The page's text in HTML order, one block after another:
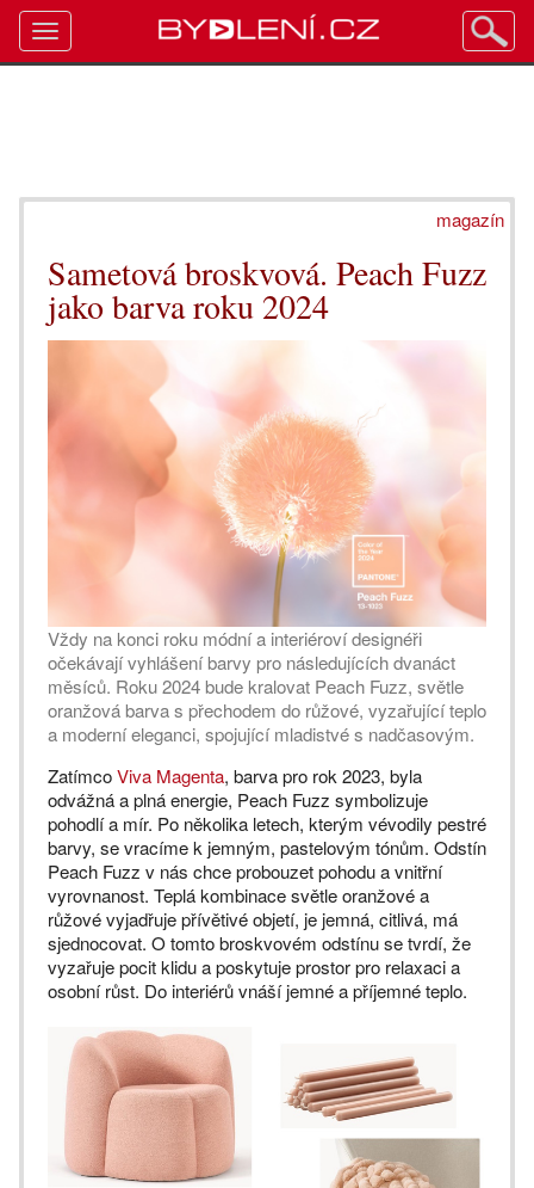
magazín
Sametová broskvová. Peach Fuzz
jako barva roku 2024
Vždy na konci roku módní a interiéroví designéři
očekávají vyhlášení barvy pro následujících dvanáct
měsíců. Roku 2024 bude kralovat Peach Fuzz, světle
oranžová barva s přechodem do růžové, vyzařující teplo
a moderní eleganci, spojující mladistvé s nadčasovým.
ZatímcoViva Magenta, barva pro rok 2023, byla
odvážná a plná energie, Peach Fuzz symbolizuje
pohodlí a mír. Po několika letech, kterým vévodily pestré
barvy, se vracíme k jemným, pastelovým tónům. Odstín
Peach Fuzz v nás chce probouzet pohodu a vnitřní
vyrovnanost. Teplá kombinace světle oranžové a
růžové vyjadřuje přívětivé objetí, je jemná, citlivá, má
sjednocovat. O tomto broskvovém odstínu se tvrdí, že
vyzařuje pocit klidu a poskytuje prostor pro relaxaci a
osobní růst. Do interiérů vnáší jemné a příjemné teplo.
Toggle
navigation